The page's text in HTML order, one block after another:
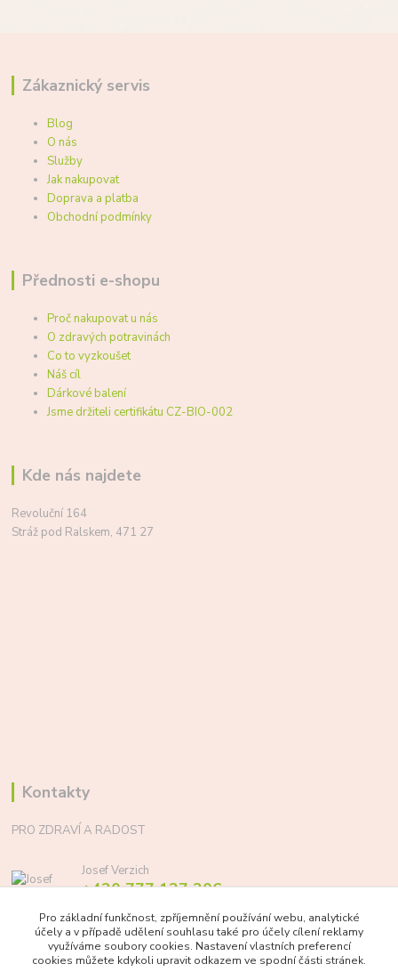
Zákaznický servis
Blog
O nás
Služby
Jak nakupovat
Doprava a platba
Obchodní podmínky
Přednosti e-shopu
Proč nakupovat u nás
O zdravých potravinách
Co to vyzkoušet
Náš cíl
Dárkové balení
Jsme držiteli certifikátu CZ-BIO-002
Kde nás najdete
Revoluční 164
Stráž pod Ralskem, 471 27
Kontakty
PRO ZDRAVÍ A RADOST
Josef Verzich
+420 777 137 206
info@prozdraviaradost.cz
Pro základní funkčnost, zpříjemnění používání webu, analytické
účely a v případě udělení souhlasu také pro účely cílení reklamy
využíváme soubory cookies. Nastavení vlastních preferencí
cookies můžete kdykoli upravit odkazem ve spodní části stránek.